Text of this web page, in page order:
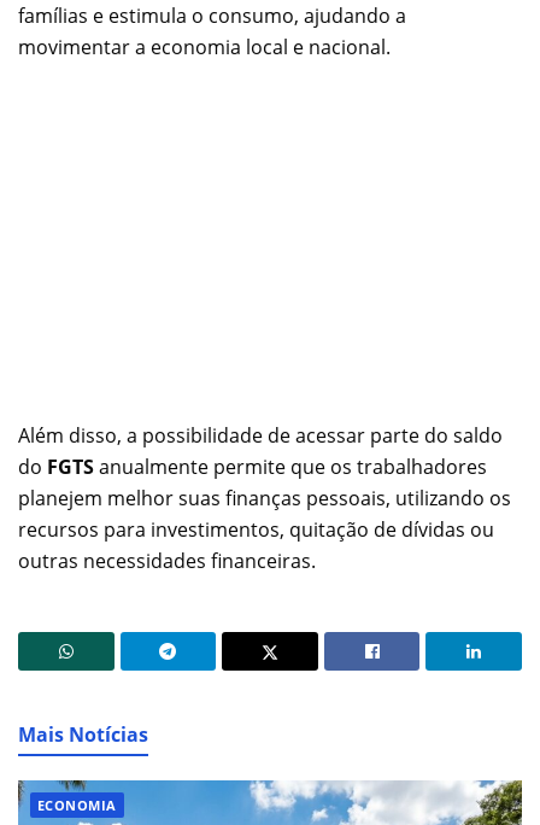
famílias e estimula o consumo, ajudando a
movimentar a economia local e nacional.
Além disso, a possibilidade de acessar parte do saldo
do FGTSanualmente permite que os trabalhadores
planejem melhor suas finanças pessoais, utilizando os
recursos para investimentos, quitação de dívidas ou
outras necessidades financeiras.
Mais Notícias
ECONOMIA